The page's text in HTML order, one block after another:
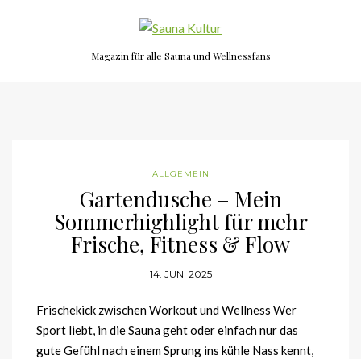
Magazin für alle Sauna und Wellnessfans
ALLGEMEIN
Gartendusche – Mein
Sommerhighlight für mehr
Frische, Fitness & Flow
14. JUNI 2025
Frischekick zwischen Workout und Wellness Wer
Sport liebt, in die Sauna geht oder einfach nur das
gute Gefühl nach einem Sprung ins kühle Nass kennt,